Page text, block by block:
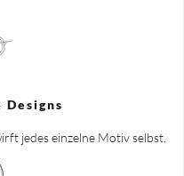
Designs
jedes einzelne Motiv selbst.